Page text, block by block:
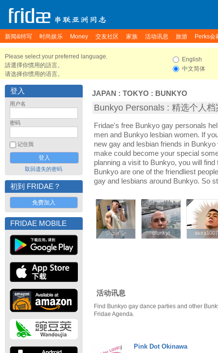
新闻&特写 时尚娱乐 Money 交友社区 家族 活动讯息 旅游 Perks会
Please select your preferred language.
請選擇你慣用的語言。
请选择你惯用的语言。
English
中文简体
登入
用户名
密码
记住我
取回遗失的密码
初到 FRIDAE？
免费加入
FRIDAE MOBILE
JAPAN : TOKYO : BUNKYO
Bunkyo Personals : 精选个人档
Fridae's free Bunkyo gay personals
men and Bunkyo lesbian women. If
new gay and lesbian friends in
make could become your special
planning a visit to Bunkyo, you will
Bunkyo are one of the friendliest
gay and lesbians around Bunkyo. So
ジュイン
ジュイン dfunkyt
dfunkyt akira1007
akira1007
活动讯息
Find Bunkyo gay dance parties and other
Fridae Agenda.
Pink Dot Okinawa